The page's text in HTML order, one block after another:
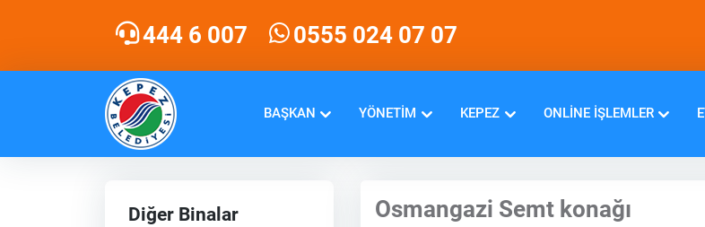
444 6 007 0555 024 07 07
BAŞKAN YÖNETIM KEPEZ ONLINE İŞLEMLER
Diğer Binalar Osmangazi Semt konağı